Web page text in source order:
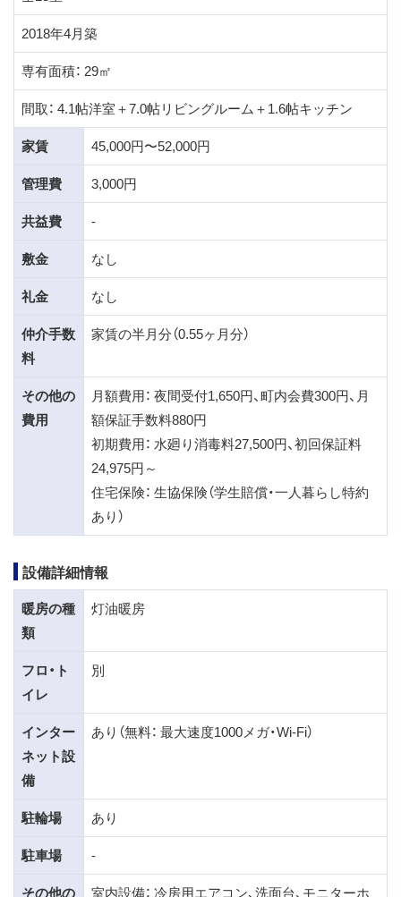
2018年4月築
専有面積： 29㎡
間取： 4.1帖洋室＋7.0帖リビングルーム＋1.6帖キッチン
家賃
45,000円〜52,000円
管理費
3,000円
共益費
-
敷金
なし
礼金
なし
仲介手数
料
家賃の半月分（0.55ヶ月分）
その他の
費用
月額費用： 夜間受付1,650円、町内会費300円、月
額保証手数料880円
初期費用： 水廻り消毒料27,500円、初回保証料
24,975円～
住宅保険： 生協保険（学生賠償・一人暮らし特約
あり）
設備詳細情報
暖房の種
類
灯油暖房
フロ・ト
イレ
別
インター
ネット設
備
あり（無料： 最大速度1000メガ・Wi-Fi）
駐輪場
あり
駐車場
-
その他の
室内設備： 冷房用エアコン、洗面台、モニターホ